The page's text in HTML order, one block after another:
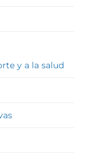
y a la salud